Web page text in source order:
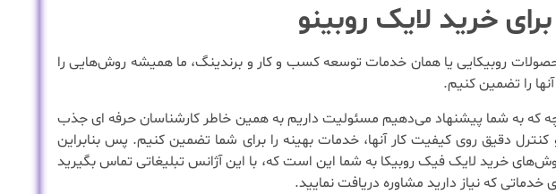
خرید لایک روبینو
روبیکایی یا همان خدمات توسعه کسب و کار و برندینگ، ما همیشه روش‌هایی را
را تضمین کنیم.
که به شما پیشنهاد می‌دهیم مسئولیت داریم به همین خاطر کارشناسان حرفه ای جذب
و کنترل دقیق روی کیفیت کار آنها، خدمات بهینه را برای شما تضمین کنیم. پس بنابراین
خرید لایک فیک روبیکا به شما این است که، با این آژانس تبلیغاتی تماس بگیرید
که نیاز دارید مشاوره دریافت نمایید.